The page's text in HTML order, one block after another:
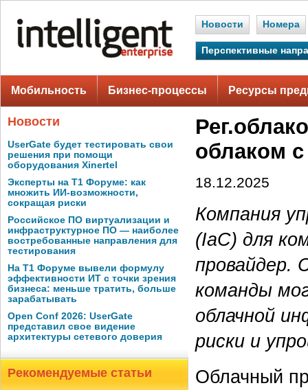
Новости Номера
Перспективные
Мобильность Бизнес-процессы Ресурсы
Новости
UserGate будет тестировать свои
решения при помощи
оборудования Xinertel
Эксперты на Т1 Форуме: как
множить ИИ-возможности,
сокращая риски
Российское ПО виртуализации и
инфраструктурное ПО — наиболее
востребованные направления для
тестирования
На Т1 Форуме вывели формулу
эффективности ИТ с точки зрения
бизнеса: меньше тратить, больше
зарабатывать
Open Conf 2026: UserGate
представил свое видение
архитектуры сетевого доверия
Рекомендуемые статьи
облаком
18.12.2025
Компания
(IaC) для
провайдер.
команды
облачной
риски и
Облачный